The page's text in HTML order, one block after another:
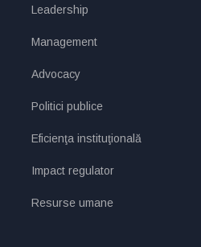
Leadership
Management
Advocacy
Politici publice
Eficienţa instituţională
Impact regulator
Resurse umane